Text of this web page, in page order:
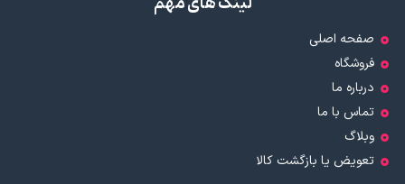
صفحه اصلی
فروشگاه
درباره ما
تماس با ما
وبلاگ
تعویض یا بازگشت کالا